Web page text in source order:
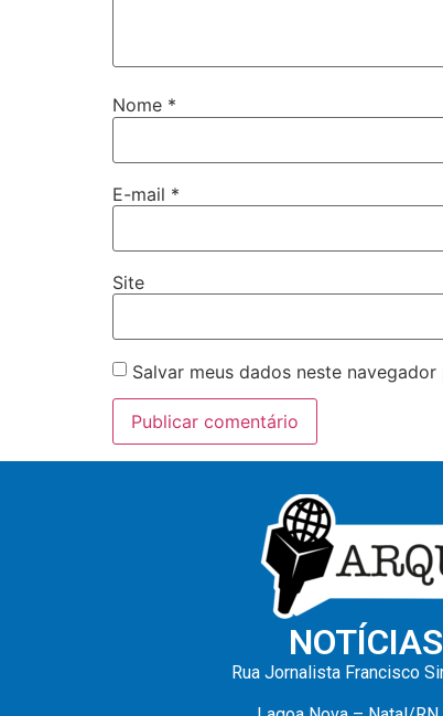
Nome *
E-mail *
Site
Salvar meus dados neste
Rua Jornalista Francisco